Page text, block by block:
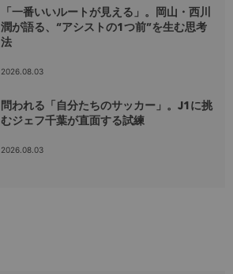
「一番いいルートが見える」。岡山・西川
潤が語る、“アシストの1つ前”を生む思考
法
2026.08.03
問われる「自分たちのサッカー」。J1に挑
むジェフ千葉が直面する試練
2026.08.03